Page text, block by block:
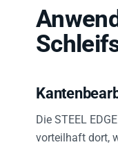
Die STEEL
vorteilhaft dort,